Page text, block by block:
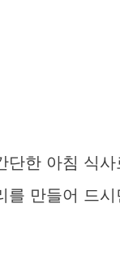
단한 아침 식
를 만들어 드